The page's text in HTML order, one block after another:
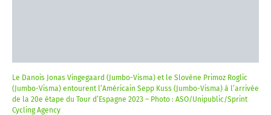
Le Danois Jonas Vingegaard (Jumbo-Visma) et le Slovène Primoz Roglic
(Jumbo-Visma) entourent l’Américain Sepp Kuss (Jumbo-Visma) à l’arrivée
de la 20e étape du Tour d’Espagne 2023 – Photo : ASO/Unipublic/Sprint
Cycling Agency